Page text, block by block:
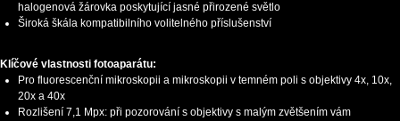
halogenová žárovka poskytující jasné přirozené světlo
Široká škála kompatibilního volitelného příslušenství
Klíčové vlastnosti fotoaparátu:
Pro fluorescenční mikroskopii a mikroskopii v temném poli s objektivy 4x, 10x,
20x a 40x
Rozlišení 7,1 Mpx: při pozorování s objektivy s malým zvětšením vám